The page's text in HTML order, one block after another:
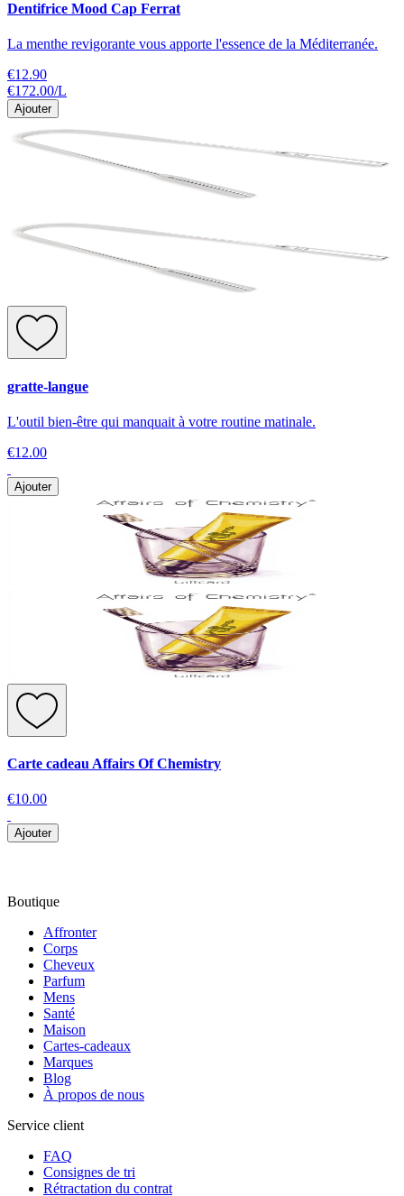
Dentifrice Mood Cap Ferrat
La menthe revigorante vous apporte l'essence de la Méditerranée.
€12.90
€172.00/L
Ajouter
gratte-langue
L'outil bien-être qui manquait à votre routine matinale.
€12.00
Ajouter
Carte cadeau Affairs Of Chemistry
€10.00
Ajouter
Boutique
Affronter
Corps
Cheveux
Parfum
Mens
Santé
Maison
Cartes-cadeaux
Marques
Blog
À propos de nous
Service client
FAQ
Consignes de tri
Rétractation du contrat